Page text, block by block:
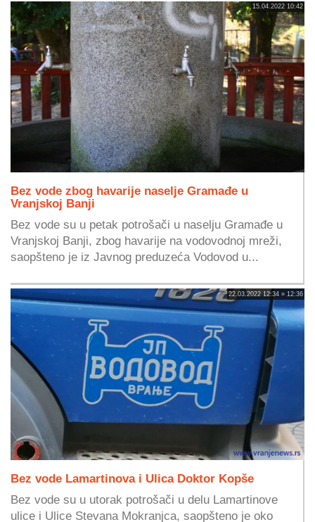
15.04.2022 10:42
Bez vode zbog havarije naselje Gramađe u
Vranjskoj Banji
Bez vode su u petak potrošači u naselju Gramađe u
Vranjskoj Banji, zbog havarije na vodovodnoj mreži,
saopšteno je iz Javnog preduzeća Vodovod u...
22.03.2022 12:34 » 12:36
Bez vode Lamartinova i Ulica Doktor Kopše
Bez vode su u utorak potrošači u delu Lamartinove
ulice i Ulice Stevana Mokranjca, saopšteno je oko